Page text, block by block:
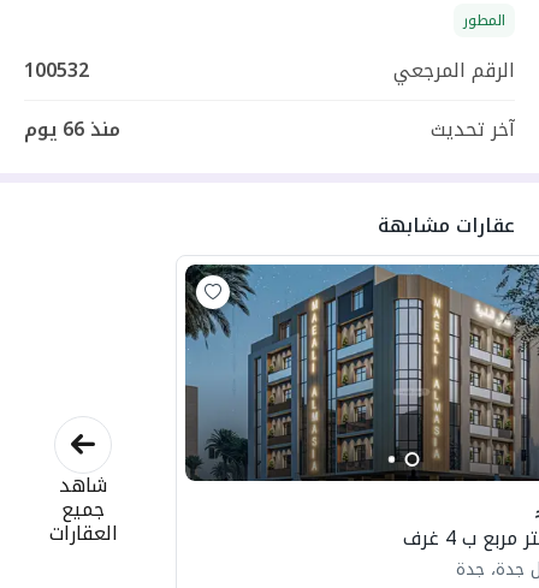
المطور
الرقم المرجعي
100532
آخر تحديث
منذ66 يوم
عقارات مشابهة
جدة، جدة
شاهد
جميع
العقارات